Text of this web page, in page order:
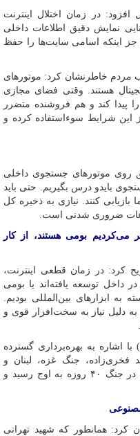
در زمان اختلال اینترنت
نمایش دقیق اطلاعات داخلی
جز اینکه اسامی سایت‌ها را حفظ
مردم خاطرنشان کرد: موتورهای
هستند. وقتی فضای مجازی
پیدا کند و هم فروشنده متضرر
این شرایط سوءاستفاده کرده و
روی موتورهای جستجوی داخلی
بایدو درس بگیریم. حتی باید
بازیابی کنند. نیازی به ذخیره کل
ضروری شدنی است.
بومی هستند، از کار
کرد: در زمان قطعی اینترنت،
داخل توسعه یافته‌اند یا بومی
به ابزارهای بین‌المللی بودیم.
به دلیل نیاز به سخت‌افزار قوی و
اشاره به بهره‌برداری گسترده
جنگ غزه، لبنان و
فتنه‌های اخیر هشدار داد: این بهره‌برداری در جنگ ۴۰ روزه به اوج رسید و
کرد: همانطور که شهید تهرانی